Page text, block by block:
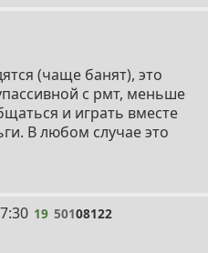
(чаще банят), это
с рмт, меньше
и играть вместе
В любом случае это
19 50108122